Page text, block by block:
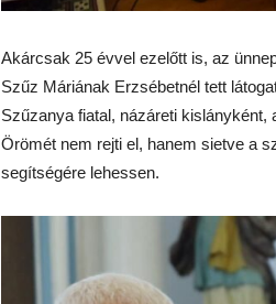
Akárcsak 25 évvel ezelőtt is, az
Szűz Máriának Erzsébetnél tett
Szűzanya fiatal, názáreti kislányként,
Örömét nem rejti el, hanem sietve a
segítségére lehessen.